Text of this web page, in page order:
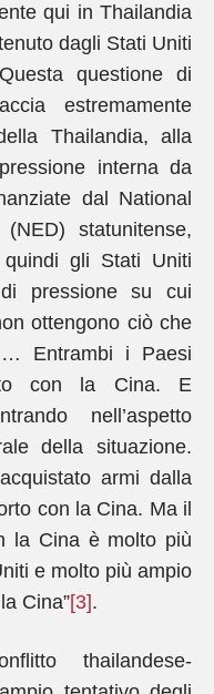
qui in Thailandia
dagli Stati Uniti
questione di
estremamente
Thailandia, alla
interna da
dal National
statunitense,
gli Stati Uniti
pressione su cui
ottengono ciò che
Entrambi i Paesi
con la Cina. E
nell’aspetto
della situazione.
armi dalla
con la Cina. Ma il
la Cina è molto più
e molto più ampio
Cina”[3].
thailandese-